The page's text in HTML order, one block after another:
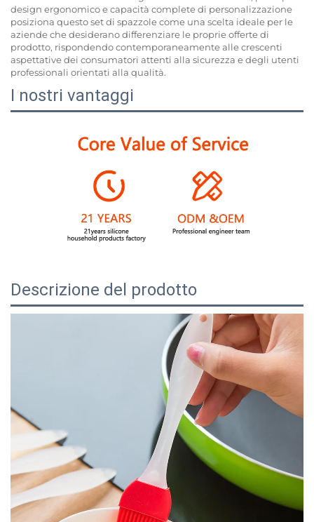
design ergonomico e capacità complete di personalizzazione
posiziona questo set di spazzole come una scelta ideale per le
aziende che desiderano differenziare le proprie offerte di
prodotto, rispondendo contemporaneamente alle crescenti
aspettative dei consumatori attenti alla sicurezza e degli utenti
professionali orientati alla qualità.
I nostri vantaggi
Descrizione del prodotto